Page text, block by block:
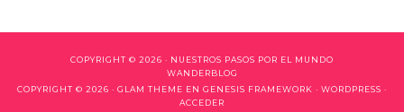
COPYRIGHT © 2026 · NUESTROS PASOS POR EL MUNDO
WANDERBLOG
COPYRIGHT © 2026 · GLAM THEME EN GENESIS FRAMEWORK · WORDPRESS ·
ACCEDER